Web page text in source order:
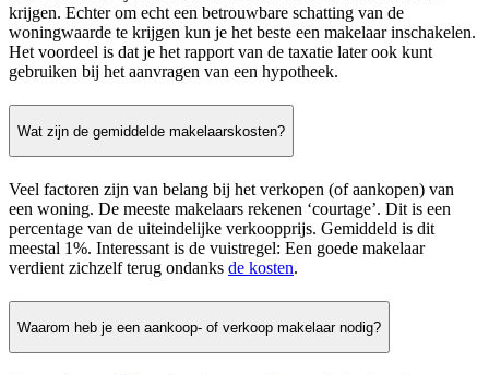
krijgen. Echter om echt een betrouwbare schatting van de
woningwaarde te krijgen kun je het beste een makelaar inschakelen.
Het voordeel is dat je het rapport van de taxatie later ook kunt
gebruiken bij het aanvragen van een hypotheek.
Wat zijn de gemiddelde makelaarskosten?
Veel factoren zijn van belang bij het verkopen (of aankopen) van
een woning. De meeste makelaars rekenen ‘courtage’. Dit is een
percentage van de uiteindelijke verkoopprijs. Gemiddeld is dit
meestal 1%. Interessant is de vuistregel: Een goede makelaar
verdient zichzelf terug ondanks de kosten.
Waarom heb je een aankoop- of verkoop makelaar nodig?